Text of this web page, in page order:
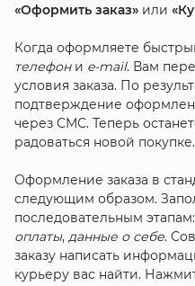
«Оформить заказ»или
Когда оформляете
телефони e-mail. Вам
условия заказа. По
подтверждение
через СМС. Теперь
радоваться новой покупке.
Оформление заказа в
следующим образом.
последовательным этапам:
оплаты, данные о себе.
заказу написать
курьеру вас найти.